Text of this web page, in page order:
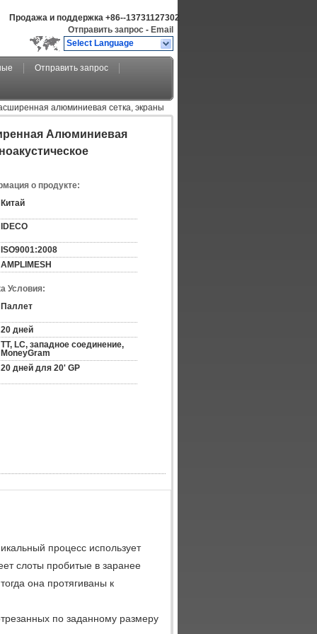
Продажа и поддержка +86--13731127302
Отправить запрос - Email
Select Language
Отправить запрос
алюминиевая сетка, экраны
Алюминиевая
о продукте:
Китай
IDECO
ISO9001:2008
AMPLIMESH
Условия:
Паллет
20 дней
TT, LC, западное соединение,
MoneyGram
20 дней для 20' GP
процесс использует
слоты пробитые в заранее
она протягиваны к
по заданному размеру